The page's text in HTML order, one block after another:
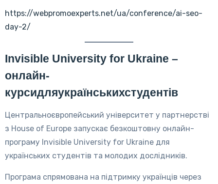
https://webpromoexperts.net/ua/conference/ai-seo-
day-2/
Invisible University for Ukraine –
онлайн-
курсидляукраїнськихстудентів
Центральноєвропейський університет у партнерстві
з House of Europe запускає безкоштовну онлайн-
програму Invisible University for Ukraine для
українських студентів та молодих дослідників.
Програма спрямована на підтримку українців через